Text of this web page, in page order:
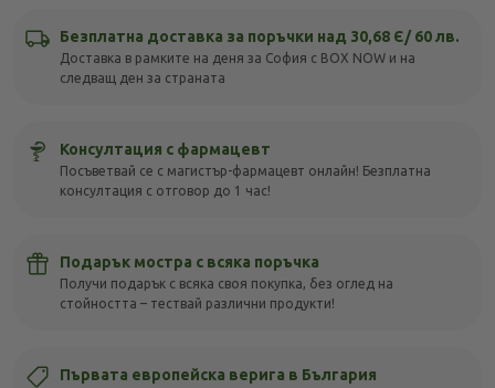
Безплатна доставка за поръчки над 30,68 Є/ 60 лв.
Доставка в рамките на деня за София с BOX NOW и на
следващ ден за страната
Консултация с фармацевт
Посъветвай се с магистър-фармацевт онлайн! Безплатна
консултация с отговор до 1 час!
Подарък мостра с всяка поръчка
Получи подарък с всяка своя покупка, без оглед на
стойността – тествай различни продукти!
Първата европейска верига в България